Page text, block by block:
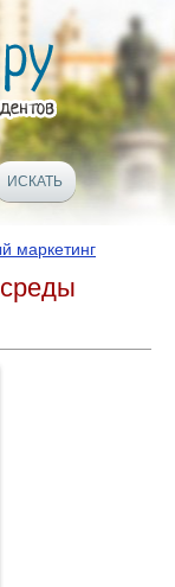
маркетинг